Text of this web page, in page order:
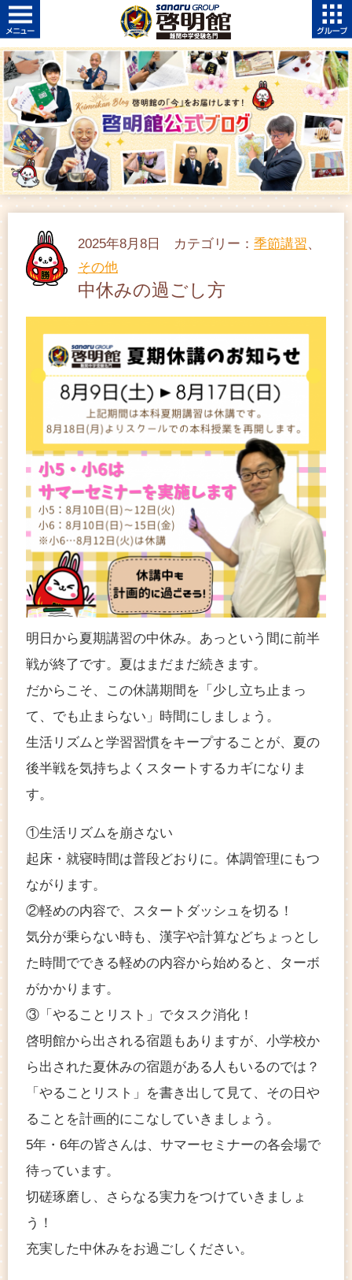
2025年8月8日 カテゴリー： 季節講習、
その他
中休みの過ごし方
明日から夏期講習の中休み。あっという間に前半
戦が終了です。夏はまだまだ続きます。
だからこそ、この休講期間を「少し立ち止まっ
て、でも止まらない」時間にしましょう。
生活リズムと学習習慣をキープすることが、夏の
後半戦を気持ちよくスタートするカギになりま
す。
①生活リズムを崩さない
起床・就寝時間は普段どおりに。体調管理にもつ
ながります。
②軽めの内容で、スタートダッシュを切る！
気分が乗らない時も、漢字や計算などちょっとし
た時間でできる軽めの内容から始めると、ターボ
がかかります。
③「やることリスト」でタスク消化！
啓明館から出される宿題もありますが、小学校か
ら出された夏休みの宿題がある人もいるのでは？
「やることリスト」を書き出して見て、その日や
ることを計画的にこなしていきましょう。
5年・6年の皆さんは、サマーセミナーの各会場で
待っています。
切磋琢磨し、さらなる実力をつけていきましょ
う！
充実した中休みをお過ごしください。